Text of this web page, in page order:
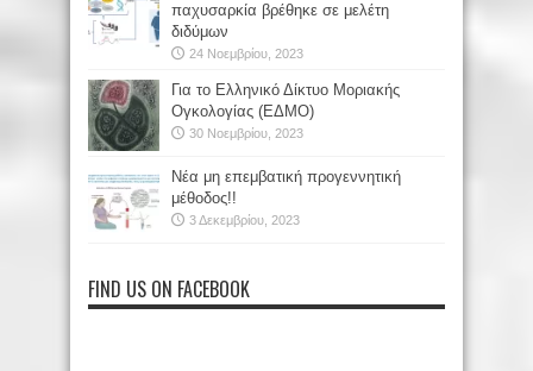
παχυσαρκία βρέθηκε σε μελέτη
διδύμων
24 Νοεμβρίου, 2023
Για το Ελληνικό Δίκτυο Μοριακής
Ογκολογίας (ΕΔΜΟ)
30 Νοεμβρίου, 2023
Νέα μη επεμβατική προγεννητική
μέθοδος!!
3 Δεκεμβρίου, 2023
FIND US ON FACEBOOK